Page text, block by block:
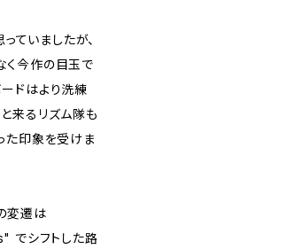
ていましたが、
く今作の目玉で
ドはより洗練
来るリズム隊も
た印象を受けま
変遷は
シフトした路